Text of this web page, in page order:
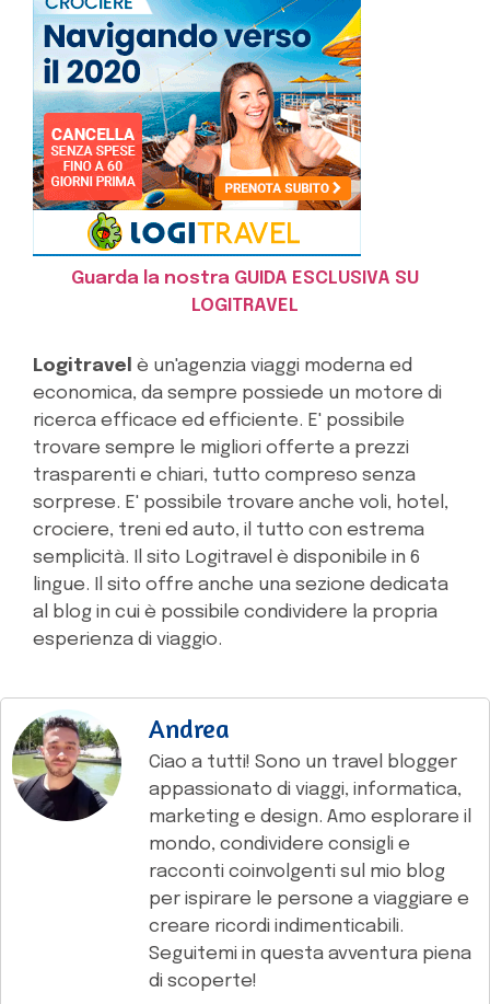
Guarda la nostra GUIDA ESCLUSIVA SU
LOGITRAVEL
Logitravel è un'agenzia viaggi moderna ed
economica, da sempre possiede un motore di
ricerca efficace ed efficiente. E' possibile
trovare sempre le migliori offerte a prezzi
trasparenti e chiari, tutto compreso senza
sorprese. E' possibile trovare anche voli, hotel,
crociere, treni ed auto, il tutto con estrema
semplicità. Il sito Logitravel è disponibile in 6
lingue. Il sito offre anche una sezione dedicata
al blog in cui è possibile condividere la propria
esperienza di viaggio.
Andrea
Ciao a tutti! Sono un travel blogger
appassionato di viaggi, informatica,
marketing e design. Amo esplorare il
mondo, condividere consigli e
racconti coinvolgenti sul mio blog
per ispirare le persone a viaggiare e
creare ricordi indimenticabili.
Seguitemi in questa avventura piena
di scoperte!